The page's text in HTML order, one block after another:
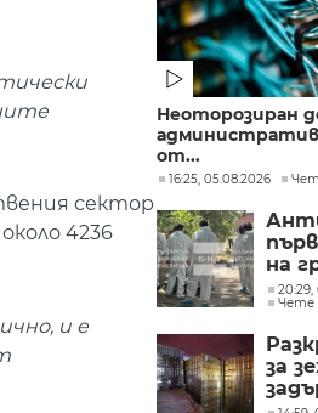
сектор
4236
и е
Неоторозиран
от...
16:25, 05.08.2026
на
20:29,
Чете
за